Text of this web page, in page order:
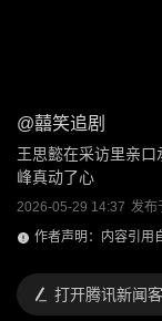
@囍笑追剧
王思懿在采访里亲
峰真动了心
2026-05-29 14:37 发布
作者声明：内容引用
打开腾讯新闻